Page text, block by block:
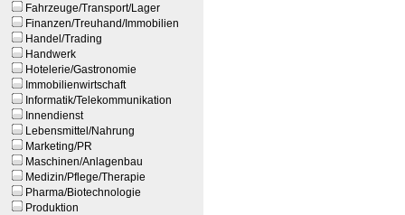
Fahrzeuge/Transport/Lager
Finanzen/Treuhand/Immobilien
Handel/Trading
Handwerk
Hotelerie/Gastronomie
Immobilienwirtschaft
Informatik/Telekommunikation
Innendienst
Lebensmittel/Nahrung
Marketing/PR
Maschinen/Anlagenbau
Medizin/Pflege/Therapie
Pharma/Biotechnologie
Produktion